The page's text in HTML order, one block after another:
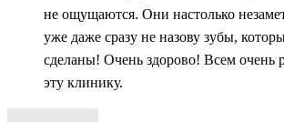
не ощущаются. Они настолько
уже даже сразу не назову зубы,
сделаны! Очень здорово! Всем очень
эту клинику.